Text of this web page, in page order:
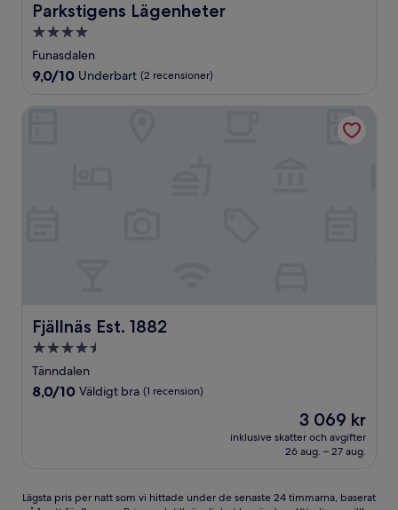
Parkstigens Lägenheter
Parkstigens Lägenheter
4.0-
stjärnigt
boende
Funasdalen
9.0
10,
9,0/10 Underbart (2 recensioner)
Fjällnäs Est. 1882
Fjällnäs Est. 1882
4.5-
stjärnigt
boende
Tänndalen
8.0
8,0/10 Väldigt bra (1 recension)
Priset
är
3 069 kr
3 069 kr
inklusive skatter och avgifter
26 aug. – 27 aug.
Lägsta
Lägsta pris per natt som vi hittade under de senaste 24 timmarna, baserat